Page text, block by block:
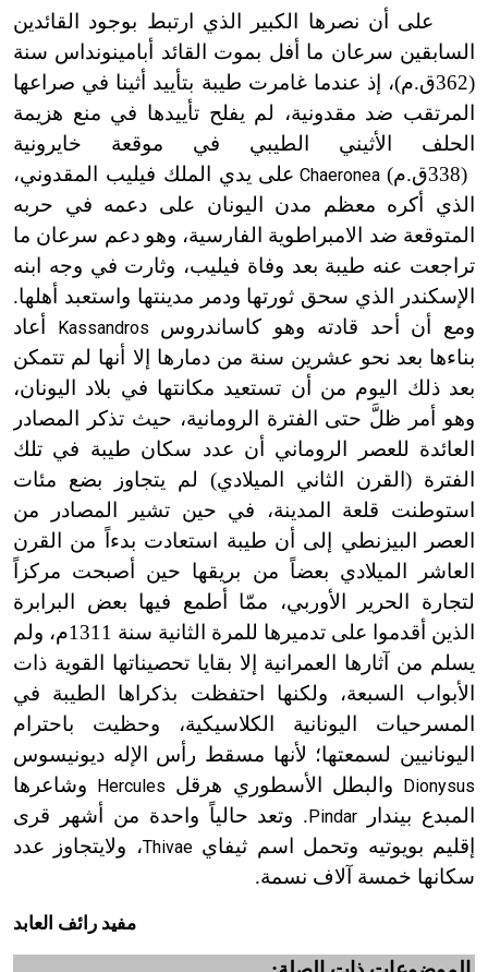
على أن نصرها الكبير الذي ارتبط بوجود القائدين
السابقين سرعان ما أفل بموت القائد أبامينونداس سنة
(362ق.م)، إذ عندما غامرت طيبة بتأييد أثينا في صراعها
المرتقب ضد مقدونية، لم يفلح تأييدها في منع هزيمة
الحلف الأثيني الطيبي في موقعة خايرونية
(338ق.م)
Chaeroneaعلى يدي الملك فيليب المقدوني،
الذي أكره معظم مدن اليونان على دعمه في حربه
المتوقعة ضد الامبراطوية الفارسية، وهو دعم سرعان ما
تراجعت عنه طيبة بعد وفاة فيليب، وثارت في وجه ابنه
الإسكندر الذي سحق ثورتها ودمر مدينتها واستعبد أهلها.
ومع أن أحد قادته وهو كاساندروس Kassandros
أعاد
بناءها بعد نحو عشرين سنة من دمارها إلا أنها لم تتمكن
بعد ذلك اليوم من أن تستعيد مكانتها في بلاد اليونان،
وهو أمر ظلَّ حتى الفترة الرومانية، حيث تذكر المصادر
العائدة للعصر الروماني أن عدد سكان طيبة في تلك
الفترة (القرن الثاني الميلادي) لم يتجاوز بضع مئات
استوطنت قلعة المدينة، في حين تشير المصادر من
العصر البيزنطي إلى أن طيبة استعادت بدءاً من القرن
العاشر الميلادي بعضاً من بريقها حين أصبحت مركزاً
لتجارة الحرير الأوربي، ممّا أطمع فيها بعض البرابرة
الذين أقدموا على تدميرها للمرة الثانية سنة 1311م، ولم
يسلم من آثارها العمرانية إلا بقايا تحصيناتها القوية ذات
الأبواب السبعة، ولكنها احتفظت بذكراها الطيبة في
المسرحيات اليونانية الكلاسيكية، وحظيت باحترام
اليونانيين لسمعتها؛ لأنها مسقط رأس الإله ديونيسوس
Dionysus والبطل الأسطوري هرقل Hercules
وشاعرها
المبدع بيندار Pindar . وتعد حالياً واحدة من أشهر قرى
إقليم بويوتيه وتحمل اسم ثيفايThivae، ولايتجاوز عدد
سكانها خمسة آلاف نسمة.
مفيد رائف العابد